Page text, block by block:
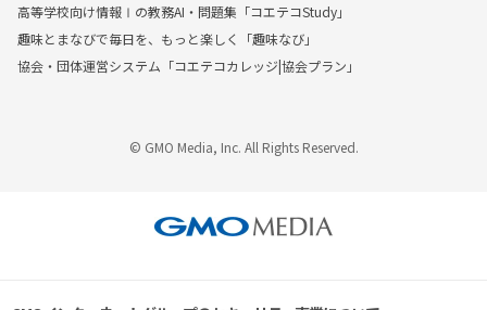
高等学校向け情報Ⅰの教務AI・問題集「コエテコStudy」
趣味とまなびで毎日を、もっと楽しく「趣味なび」
協会・団体運営システム「コエテコカレッジ|協会プラン」
© GMO Media, Inc. All Rights Reserved.